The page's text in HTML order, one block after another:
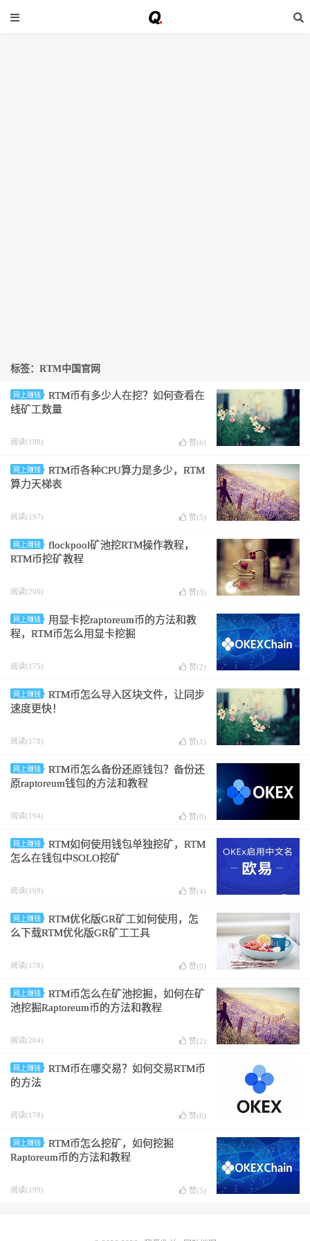
标签：RTM中国官网
网上赚钱
RTM币有多少人在挖？如何查看在
线矿工数量
阅读(188) 赞(6)
网上赚钱
RTM币各种CPU算力是多少，RTM
算力天梯表
阅读(197) 赞(5)
网上赚钱
flockpool矿池挖RTM操作教程，
RTM币挖矿教程
阅读(206) 赞(3)
网上赚钱
用显卡挖raptoreum币的方法和教
程，RTM币怎么用显卡挖掘
阅读(175) 赞(2)
网上赚钱
RTM币怎么导入区块文件，让同步
速度更快！
阅读(178) 赞(1 )
网上赚钱
RTM币怎么备份还原钱包？备份还
原raptoreum钱包的方法和教程
阅读(194) 赞(0)
网上赚钱
RTM如何使用钱包单独挖矿，RTM
怎么在钱包中SOLO挖矿
阅读(169) 赞(4)
网上赚钱
RTM优化版GR矿工如何使用，怎
么下载RTM优化版GR矿工工具
阅读(178) 赞(0)
网上赚钱
RTM币怎么在矿池挖掘，如何在矿
池挖掘Raptoreum币的方法和教程
阅读(204) 赞(2)
网上赚钱
RTM币在哪交易？如何交易RTM币
的方法
阅读(178) 赞(6)
网上赚钱
RTM币怎么挖矿，如何挖掘
Raptoreum币的方法和教程
阅读(199) 赞(5)